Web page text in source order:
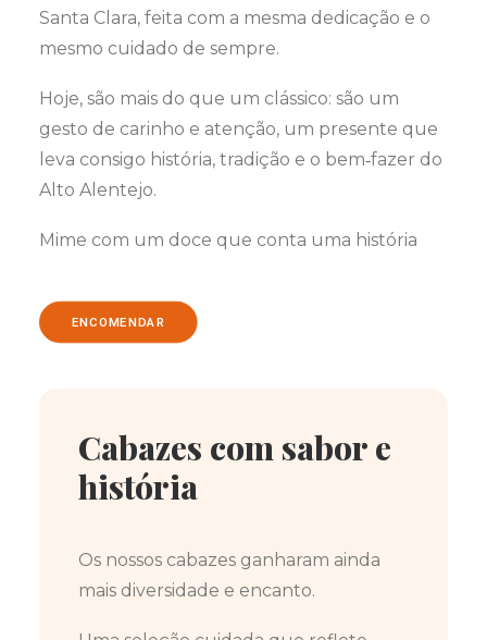
Santa Clara, feita com a mesma dedicação e o
mesmo cuidado de sempre.
Hoje, são mais do que um clássico: são um
gesto de carinho e atenção, um presente que
leva consigo história, tradição e o bem‑fazer do
Alto Alentejo.
Mime com um doce que conta uma história
ENCOMENDAR
Cabazes com sabor e
história
Os nossos cabazes ganharam ainda
mais diversidade e encanto.